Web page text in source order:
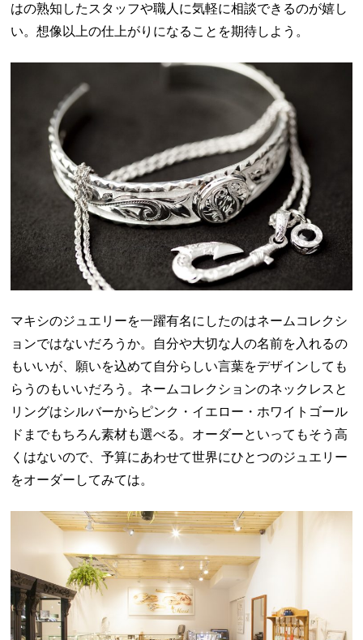
はの熟知したスタッフや職人に気軽に相談できるのが嬉し
い。想像以上の仕上がりになることを期待しよう。
マキシのジュエリーを一躍有名にしたのはネームコレクシ
ョンではないだろうか。自分や大切な人の名前を入れるの
もいいが、願いを込めて自分らしい言葉をデザインしても
らうのもいいだろう。ネームコレクションのネックレスと
リングはシルバーからピンク・イエロー・ホワイトゴール
ドまでもちろん素材も選べる。オーダーといってもそう高
くはないので、予算にあわせて世界にひとつのジュエリー
をオーダーしてみては。